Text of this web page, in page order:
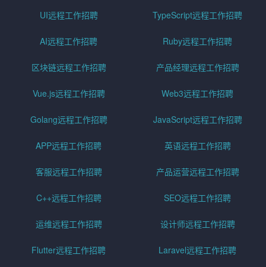
UI远程工作招聘 TypeScript远程工作招聘
AI远程工作招聘 Ruby远程工作招聘
区块链远程工作招聘 产品经理远程工作招聘
Vue.js远程工作招聘 Web3远程工作招聘
Golang远程工作招聘 JavaScript远程工作招聘
APP远程工作招聘 英语远程工作招聘
客服远程工作招聘 产品运营远程工作招聘
C++远程工作招聘 SEO远程工作招聘
运维远程工作招聘 设计师远程工作招聘
Flutter远程工作招聘 Laravel远程工作招聘